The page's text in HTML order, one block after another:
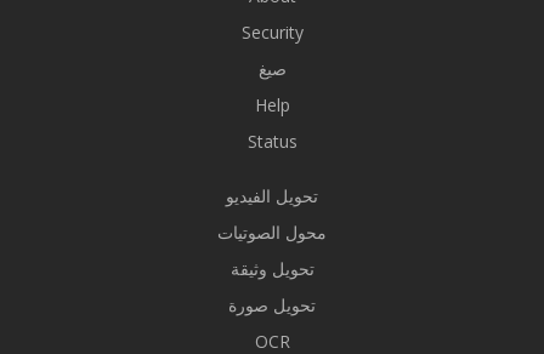
Security
صيغ
Help
Status
تحويل الفيديو
محول الصوتيات
تحويل وثيقة
تحويل صورة
OCR